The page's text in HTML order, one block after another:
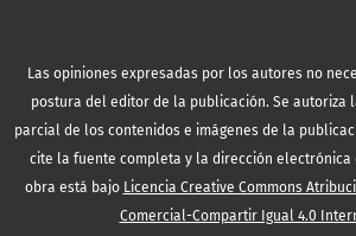
Las opiniones expresadas por los autores no
postura del editor de la publicación. Se autoriza
parcial de los contenidos e imágenes de la
cite la fuente completa y la dirección electrónica
obra está bajo Licencia Creative Commons
Comercial-Compartir Igual 4.0